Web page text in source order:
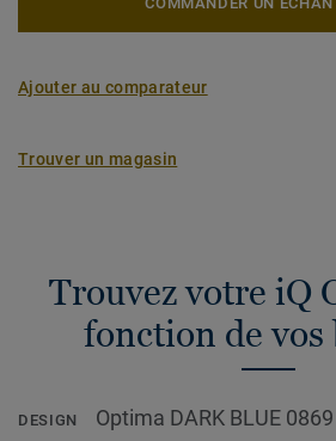
Ajouter au comparateur
Trouver un magasin
Trouvez votre iQ
fonction de vos
DESIGN Optima DARK BLUE 0869